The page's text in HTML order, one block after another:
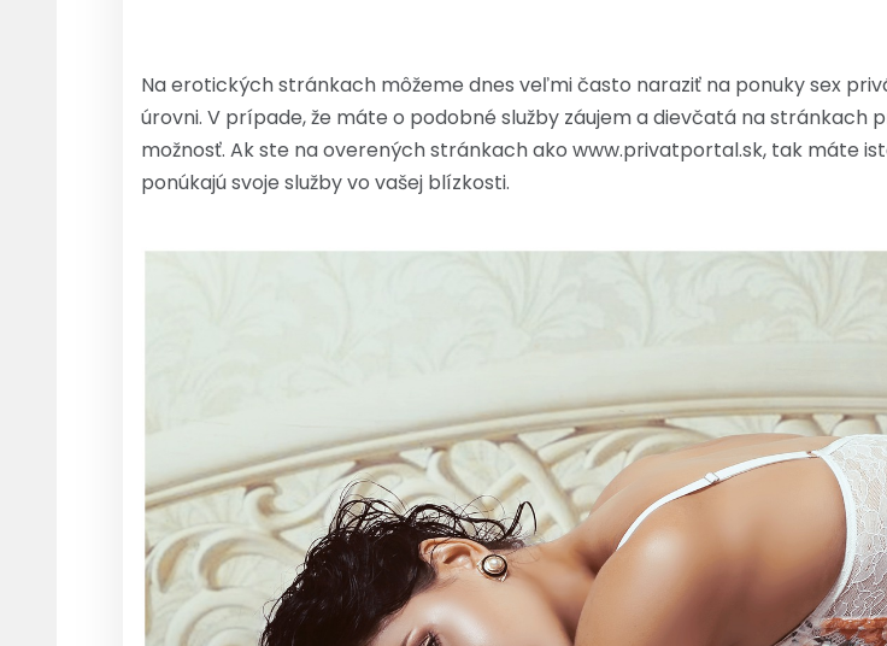
Na erotických stránkach môžeme dnes veľmi často naraziť na ponuky sex
úrovni. V prípade, že máte o podobné služby záujem a dievčatá na stránkach
možnosť. Ak ste na overených stránkach ako www.privatportal.sk, tak máte
ponúkajú svoje služby vo vašej blízkosti.